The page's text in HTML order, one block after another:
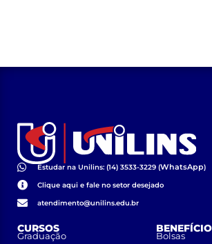
Estudar na Unilins: (14) 3533-3229 (WhatsApp)
Clique aqui e fale no setor desejado
atendimento@unilins.edu.br
CURSOS
Graduação Bolsas